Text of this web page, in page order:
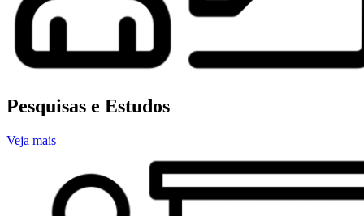
Pesquisas e Estudos
Veja mais